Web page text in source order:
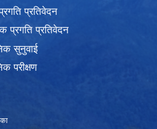
प्रतिवेदन
प्रगति प्रतिवेदन
सुनुवाई
परीक्षण